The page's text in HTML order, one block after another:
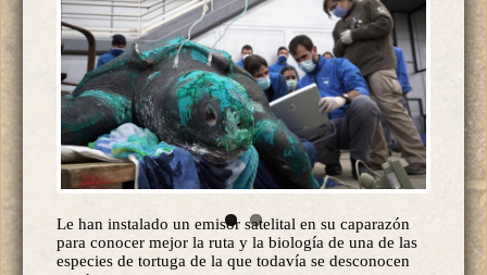
Le han instalado un emisor satelital en su caparazón
para conocer mejor la ruta y la biología de una de las
especies de tortuga de la que todavía se desconocen
muchos aspectos.